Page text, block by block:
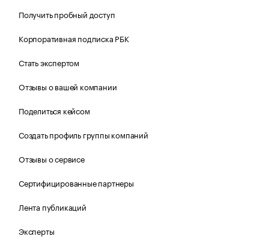
Получить пробный доступ
Корпоративная подписка РБК
Стать экспертом
Отзывы о вашей компании
Поделиться кейсом
Создать профиль группы компаний
Отзывы о сервисе
Сертифицированные партнеры
Лента публикаций
Эксперты